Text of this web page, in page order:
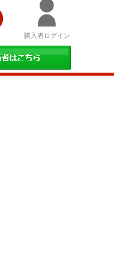
購入者ログイン